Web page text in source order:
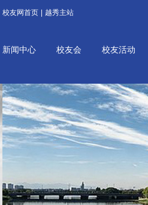
校友网首页 越秀主站
新闻中心 校友会 校友活动